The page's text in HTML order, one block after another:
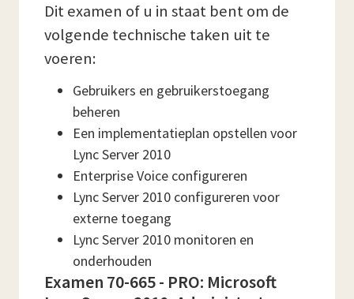
Dit examen of u in staat bent om de
volgende technische taken uit te
voeren:
Gebruikers en gebruikerstoegang
beheren
Een implementatieplan opstellen voor
Lync Server 2010
Enterprise Voice configureren
Lync Server 2010 configureren voor
externe toegang
Lync Server 2010 monitoren en
onderhouden
Examen 70-665 - PRO: Microsoft